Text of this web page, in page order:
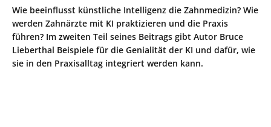
Wie beeinflusst künstliche Intelligenz die Zahnmedizin? Wie
werden Zahnärzte mit KI praktizieren und die Praxis
führen? Im zweiten Teil seines Beitrags gibt Autor Bruce
Lieberthal Beispiele für die Genialität der KI und dafür, wie
sie in den Praxisalltag integriert werden kann.